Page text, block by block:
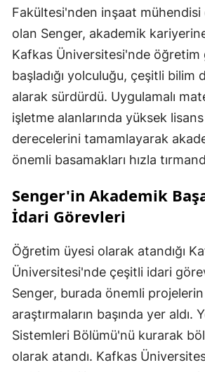
Fakültesi'nden inşaat mühendisi
olan Senger, akademik kariyerine
Kafkas Üniversitesi'nde öğretim
başladığı yolculuğu, çeşitli bilim
alarak sürdürdü. Uygulamalı
işletme alanlarında yüksek
derecelerini tamamlayarak
önemli basamakları hızla
Senger'in Akademik
İdari Görevleri
Öğretim üyesi olarak atandığı
Üniversitesi'nde çeşitli idari
Senger, burada önemli
araştırmaların başında yer aldı.
Sistemleri Bölümü'nü kurarak
olarak atandı. Kafkas